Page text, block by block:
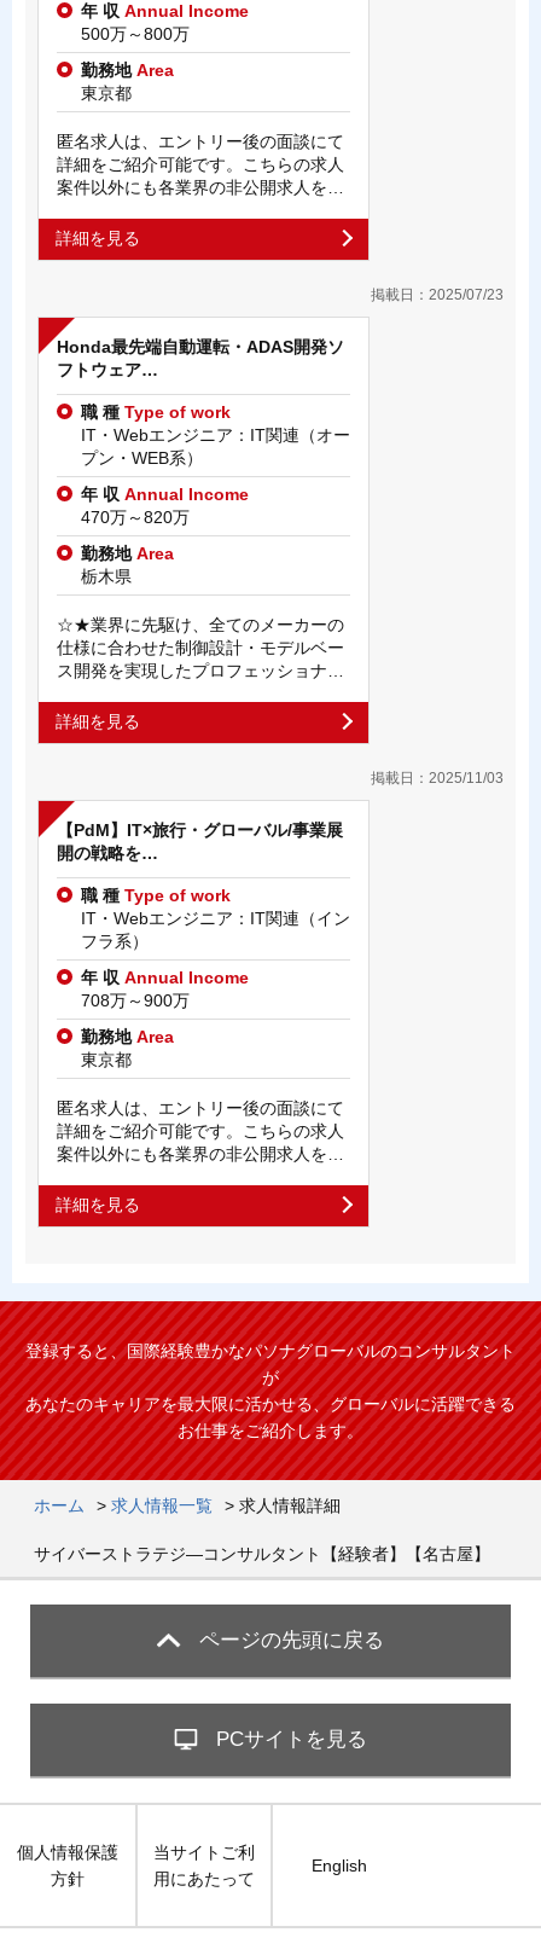
年 収 Annual Income
500万～800万
勤務地Area
東京都
匿名求人は、エントリー後の面談にて
詳細をご紹介可能です。こちらの求人
案件以外にも各業界の非公開求人を…
詳細を見る
掲載日：2025/07/23
Honda最先端自動運転・ADAS開発ソ
フトウェア…
職 種 Type of work
IT・Webエンジニア：IT関連（オー
プン・WEB系）
年 収 Annual Income
470万～820万
勤務地Area
栃木県
☆★業界に先駆け、全てのメーカーの
仕様に合わせた制御設計・モデルベー
ス開発を実現したプロフェッショナ…
詳細を見る
掲載日：2025/11/03
【PdM】IT×旅行・グローバル/事業展
開の戦略を…
職 種 Type of work
IT・Webエンジニア：IT関連（イン
フラ系）
年 収 Annual Income
708万～900万
勤務地Area
東京都
匿名求人は、エントリー後の面談にて
詳細をご紹介可能です。こちらの求人
案件以外にも各業界の非公開求人を…
詳細を見る
登録すると、国際経験豊かなパソナグローバルのコンサルタント
が
あなたのキャリアを最大限に活かせる、グローバルに活躍できる
お仕事をご紹介します。
ホーム > 求人情報一覧 > 求人情報詳細
サイバーストラテジ―コンサルタント【経験者】【名古屋】
ページの先頭に戻る
PCサイトを見る
個人情報保護
方針
当サイトご利
用にあたって
English